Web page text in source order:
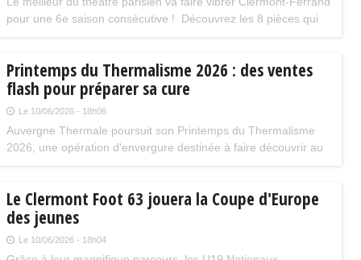
des matchs à enjeux.
pour une 6e saison consécutive ! Découvrez les 8 pièces qui
Printemps du Thermalisme 2026 : des ventes
flash pour préparer sa cure
Le 10/06/2026 - 18h06
Auvergne Thermale poursuit son Printemps du Thermalisme
2026, une opération d'envergure destinée à faire découvrir au
Le Clermont Foot 63 jouera la Coupe d'Europe
des jeunes
Le 10/06/2026 - 18h04